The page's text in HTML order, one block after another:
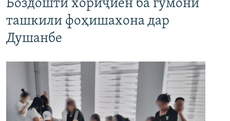
Боздошти хориҷиён ба гумони
ташкили фоҳишахона дар
Душанбе